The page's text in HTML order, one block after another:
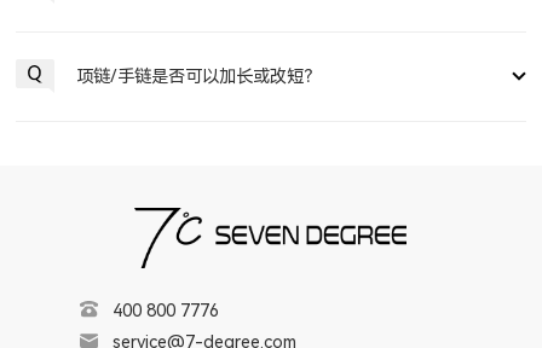
项链/手链是否可以加长或改短？
400 800 7776
service@7-degree.com